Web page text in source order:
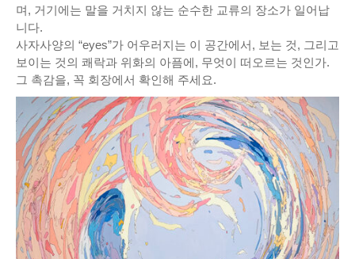
며, 거기에는 말을 거치지 않는 순수한 교류의 장소가 일어납
니다.
사자사양의 “eyes”가 어우러지는 이 공간에서, 보는 것, 그리고
보이는 것의 쾌락과 위화의 아픔에, 무엇이 떠오르는 것인가.
그 촉감을, 꼭 회장에서 확인해 주세요.